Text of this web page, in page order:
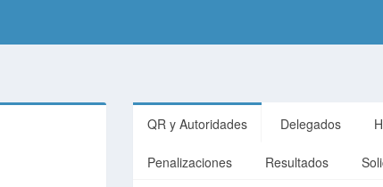
QR y Autoridades Delegados
Penalizaciones Resultados